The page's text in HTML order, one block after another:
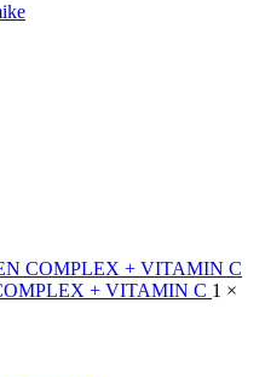
+ VITAMIN C 1 ×